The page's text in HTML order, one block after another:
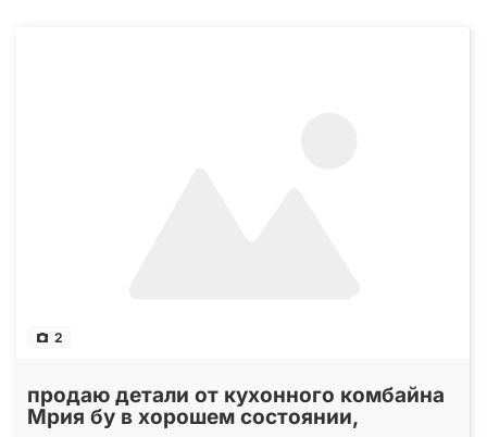
2
продаю детали от кухонного комбайна
Мрия бу в хорошем состоянии,